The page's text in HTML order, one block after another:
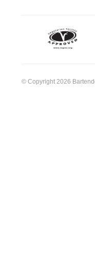
© Copyright 2026